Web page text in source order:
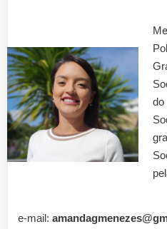
do
e-mail: